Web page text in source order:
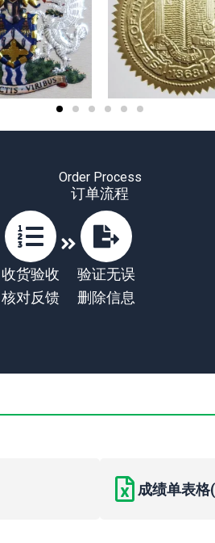
Order Process
订单流程
收货验收
核对反馈
验证无误
删除信息
成绩单表